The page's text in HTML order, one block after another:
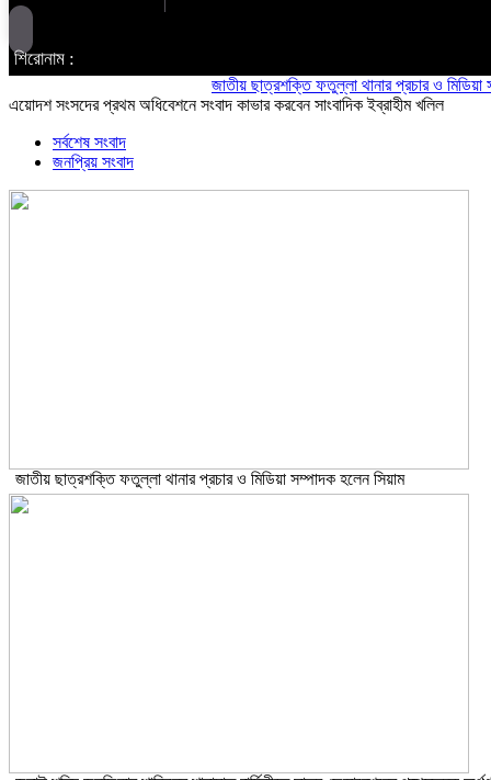
শিরোনাম :
জাতীয় ছাত্রশক্তি ফতুল্লা থানার প্রচার ও মিডিয়া
এয়োদশ সংসদের প্রথম অধিবেশনে সংবাদ কাভার করবেন সাংবাদিক ইব্রাহীম খলিল
সর্বশেষ সংবাদ
জনপ্রিয় সংবাদ
জাতীয় ছাত্রশক্তি ফতুল্লা থানার প্রচার ও মিডিয়া সম্পাদক হলেন সিয়াম